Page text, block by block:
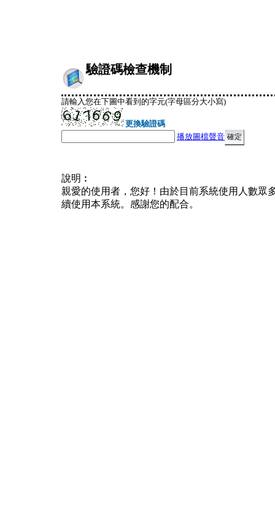
驗證碼檢查機制
請輸入您在下圖中看到的字元(字母區分大小寫)
更換驗證碼
播放圖檔聲音
說明︰
親愛的使用者，您好！由於目前系統使用人數眾
續使用本系統。感謝您的配合。